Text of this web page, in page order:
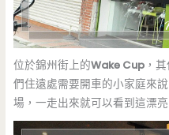
位於錦州街上的Wake Cup ，
們住遠處需要開車的小家庭來
場，一走出來就可以看到這漂